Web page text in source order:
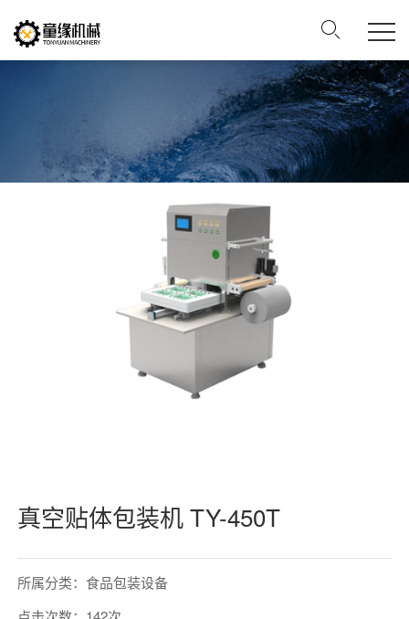
真空贴体包装机 TY-450T
所属分类：食品包装设备